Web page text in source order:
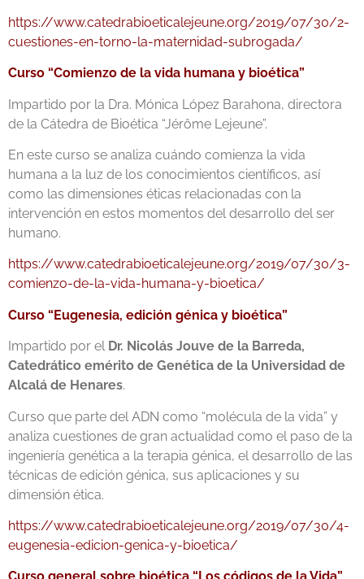
https://www.catedrabioeticalejeune.org/2019/07/30/2-
cuestiones-en-torno-la-maternidad-subrogada/
Curso “Comienzo de la vida humana y bioética”
Impartido por la Dra. Mónica López Barahona, directora
de la Cátedra de Bioética “Jérôme Lejeune”.
En este curso se analiza cuándo comienza la vida
humana a la luz de los conocimientos científicos, así
como las dimensiones éticas relacionadas con la
intervención en estos momentos del desarrollo del ser
humano.
https://www.catedrabioeticalejeune.org/2019/07/30/3-
comienzo-de-la-vida-humana-y-bioetica/
Curso “Eugenesia, edición génica y bioética”
Impartido por el Dr. Nicolás Jouve de la Barreda,
Catedrático emérito de Genética de la Universidad de
Alcalá de Henares.
Curso que parte del ADN como “molécula de la vida” y
analiza cuestiones de gran actualidad como el paso de la
ingeniería genética a la terapia génica, el desarrollo de las
técnicas de edición génica, sus aplicaciones y su
dimensión ética.
https://www.catedrabioeticalejeune.org/2019/07/30/4-
eugenesia-edicion-genica-y-bioetica/